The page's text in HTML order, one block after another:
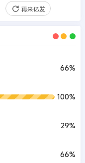
再来亿发
66%
100%
29%
66%